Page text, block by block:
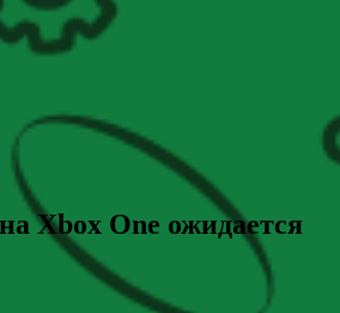
Xbox One ожидается